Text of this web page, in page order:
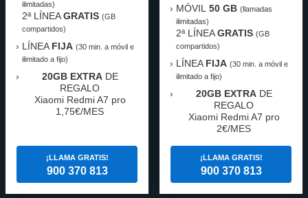
ilimitadas)
2ª LÍNEAGRATIS (GB
compartidos)
LÍNEA FIJA (30 min. a móvil e
ilimitado a fijo)
20GB EXTRADE
REGALO
Xiaomi Redmi A7 pro
1,75€/MES
¡LLAMA GRATIS!
900 370 813
MÓVIL 50 GB (llamadas
ilimitadas)
2ª LÍNEAGRATIS (GB
compartidos)
LÍNEA FIJA (30 min. a móvil e
ilimitado a fijo)
20GB EXTRADE
REGALO
Xiaomi Redmi A7 pro
2€/MES
¡LLAMA GRATIS!
900 370 813